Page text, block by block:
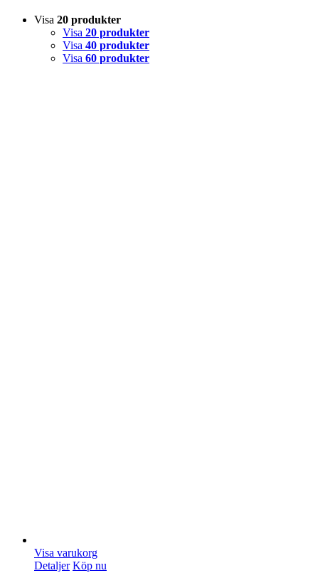
Visa 20 produkter
Visa 20 produkter
Visa 40 produkter
Visa 60 produkter
Visa varukorg
Detaljer Köp nu